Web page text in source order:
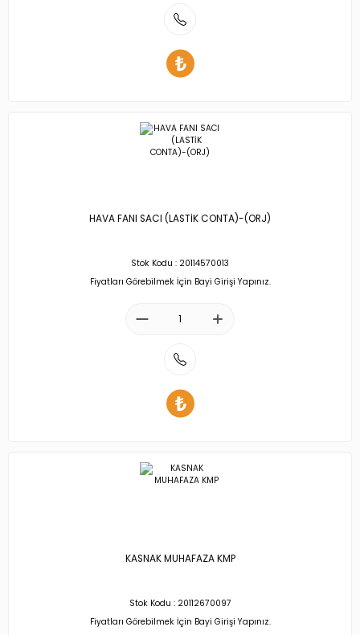
HAVA FANI SACI (LASTİK CONTA)-(ORJ)
Stok Kodu : 20114570013
Fiyatları Görebilmek İçin Bayi Girişi Yapınız.
KASNAK MUHAFAZA KMP
Stok Kodu : 20112670097
Fiyatları Görebilmek İçin Bayi Girişi Yapınız.